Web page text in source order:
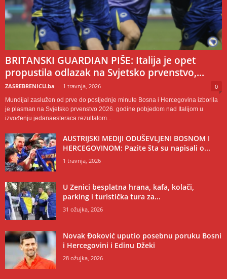
BRITANSKI GUARDIAN PIŠE: Italija je opet
propustila odlazak na Svjetsko prvenstvo,...
ZASREBRENICU.ba - 1 travnja, 2026 0
Mundijal zaslužen od prve do posljednje minute Bosna i Hercegovina izborila
je plasman na Svjetsko prvenstvo 2026. godine pobjedom nad Italijom u
izvođenju jedanaesteraca rezultatom...
AUSTRIJSKI MEDIJI ODUŠEVLJENI BOSNOM I
HERCEGOVINOM: Pazite šta su napisali o...
1 travnja, 2026
U Zenici besplatna hrana, kafa, kolači,
parking i turistička tura za...
31 ožujka, 2026
Novak Đoković uputio posebnu poruku Bosni
i Hercegovini i Edinu Džeki
28 ožujka, 2026